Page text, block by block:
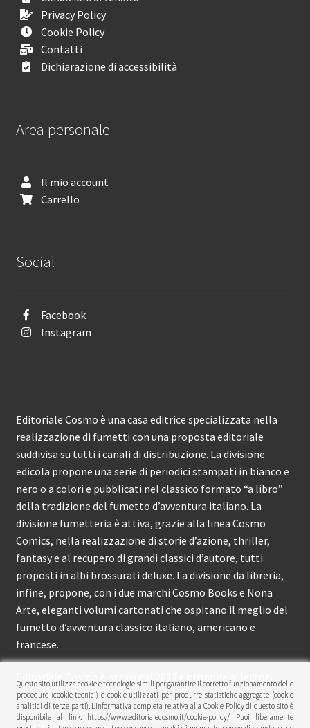
Privacy Policy
Cookie Policy
Contatti
Dichiarazione di accessibilità
Area personale
Il mio account
Carrello
Social
Facebook
Instagram
Editoriale Cosmo è una casa editrice specializzata nella
realizzazione di fumetti con una proposta editoriale
suddivisa su tutti i canali di distribuzione. La divisione
edicola propone una serie di periodici stampati in bianco e
nero o a colori e pubblicati nel classico formato “a libro”
della tradizione del fumetto d’avventura italiano. La
divisione fumetteria è attiva, grazie alla linea Cosmo
Comics, nella realizzazione di storie d’azione, thriller,
fantasy e al recupero di grandi classici d’autore, tutti
proposti in albi brossurati deluxe. La divisione da libreria,
infine, propone, con i due marchi Cosmo Books e Nona
Arte, eleganti volumi cartonati che ospitano il meglio del
fumetto d’avventura classico italiano, americano e
francese.
Editoriale Cosmo è attiva dal 2012 e propone ai lettori
circa 150 pubblicazioni l’anno.
Questo sito utilizza cookie e tecnologie simili per garantire il corretto funzionamento delle
procedure (cookie tecnici) e cookie utilizzati per produrre statistiche aggregate (cookie
analitici di terze parti). L’informativa completa relativa alla Cookie Policy di questo sito è
disponibile al link: https://www.editorialecosmo.it/cookie-policy/ Puoi liberamente